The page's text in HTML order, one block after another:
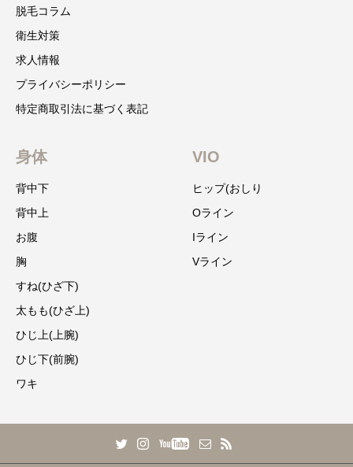
脱毛コラム
衛生対策
求人情報
プライバシーポリシー
特定商取引法に基づく表記
身体
背中下
背中上
お腹
胸
すね(ひざ下)
太もも(ひざ上)
ひじ上(上腕)
ひじ下(前腕)
ワキ
VIO
ヒップ(おしり
Oライン
Iライン
Vライン